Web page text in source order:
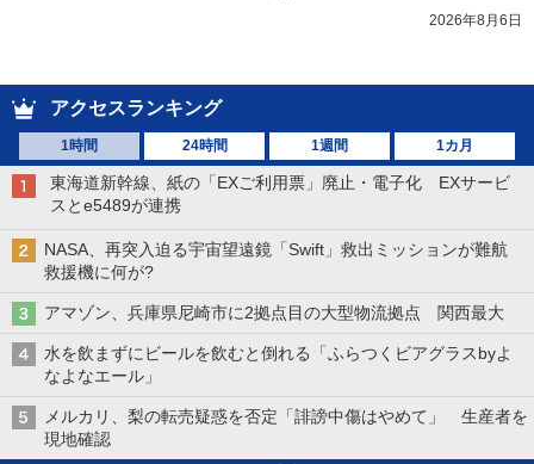
2026年8月6日
アクセスランキング
1時間 24時間 1週間 1カ月
東海道新幹線、紙の「EXご利用票」廃止・電子化 EXサービ
スとe5489が連携
NASA、再突入迫る宇宙望遠鏡「Swift」救出ミッションが難航
救援機に何が?
アマゾン、兵庫県尼崎市に2拠点目の大型物流拠点 関西最大
水を飲まずにビールを飲むと倒れる「ふらつくビアグラスbyよ
なよなエール」
メルカリ、梨の転売疑惑を否定「誹謗中傷はやめて」 生産者を
現地確認